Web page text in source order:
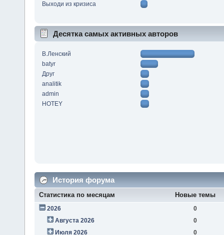
Выходи из кризиса
Десятка самых активных авторов
В.Ленский
batyr
Друг
analitik
admin
HOTEY
История форума
Статистика по месяцам Новые темы
2026
0
Августа 2026
0
Июля 2026
0